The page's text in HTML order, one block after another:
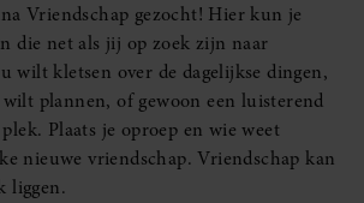
Vriendschap gezocht! Hier kun je
die net als jij op zoek zijn naar
wilt kletsen over de dagelijkse dingen,
plannen, of gewoon een luisterend
Plaats je oproep en wie weet
nieuwe vriendschap. Vriendschap kan
liggen.